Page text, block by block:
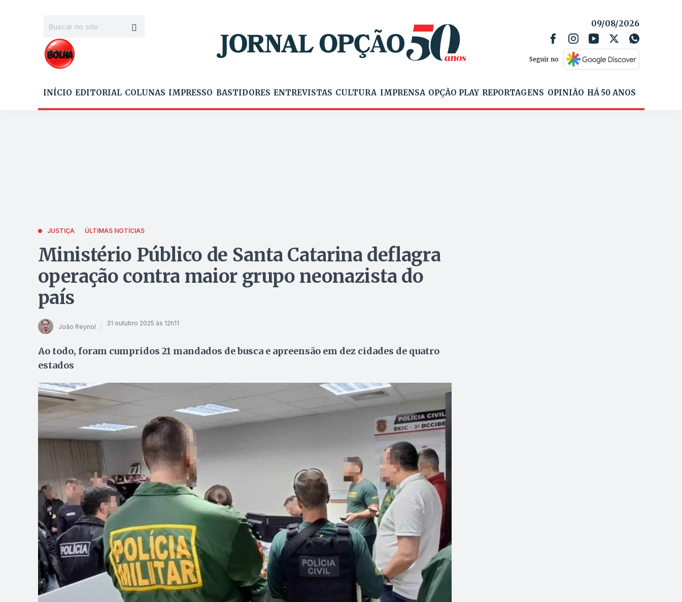
09/08/2026
Seguir no
INÍCIO EDITORIAL COLUNAS IMPRESSO BASTIDORES ENTREVISTAS CULTURA IMPRENSA OPÇÃO PLAY REPORTAGENS OPINIÃO HÁ 50 ANOS
JUSTIÇA ÚLTIMAS NOTÍCIAS
Ministério Público de Santa Catarina deflagra
operação contra maior grupo neonazista do
país
João Reynol 31 outubro 2025 às 12h11
Ao todo, foram cumpridos 21 mandados de busca e apreensão em dez cidades de quatro
estados